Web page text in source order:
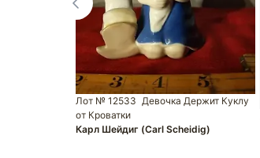
Лот № 12533 Девочка Держит Куклу
от Кроватки
Карл Шейдиг (Carl Scheidig)